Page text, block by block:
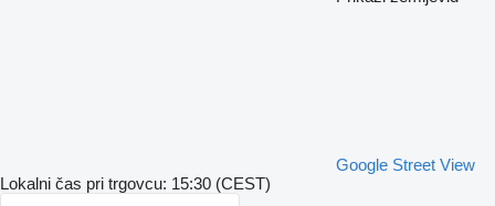
Google Street View
Lokalni čas pri trgovcu: 15:30 (CEST)